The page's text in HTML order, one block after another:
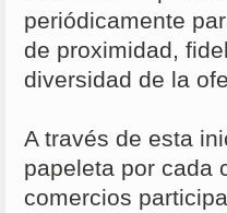
periódicamente
de proximidad,
diversidad de la
A través de esta
papeleta por cada
comercios